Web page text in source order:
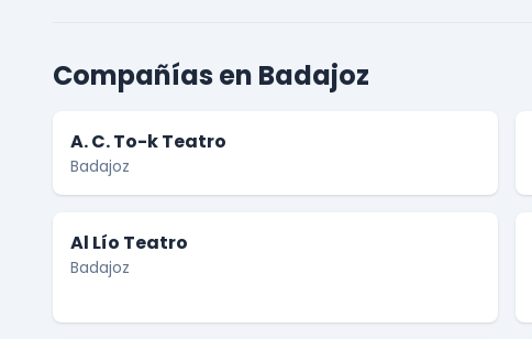
Compañías en Badajoz
A. C. To-k Teatro
Badajoz
Al Lío Teatro
Badajoz